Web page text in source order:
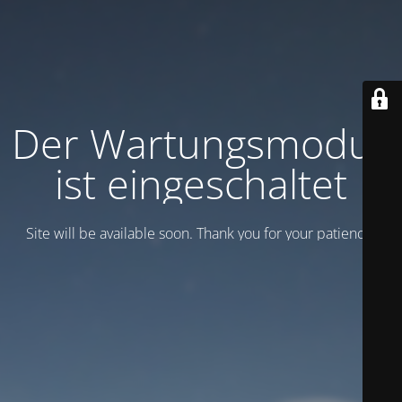
Der Wartungsmodus
ist eingeschaltet
Site will be available soon. Thank you for your patience!